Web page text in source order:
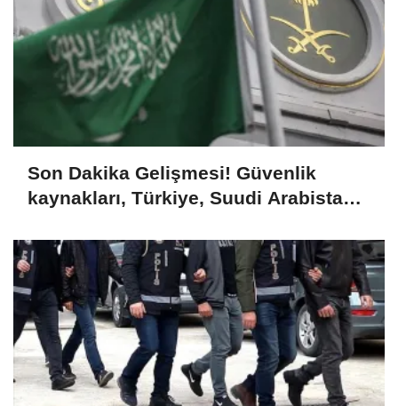
Son Dakika Gelişmesi! Güvenlik
kaynakları, Türkiye, Suudi Arabistan
savunma anlaşması imzalayacağını
bildirdi